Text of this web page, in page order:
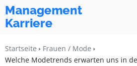
Management
Karriere
Startseite
Frauen / Mode
Welche Modetrends erwarten uns in